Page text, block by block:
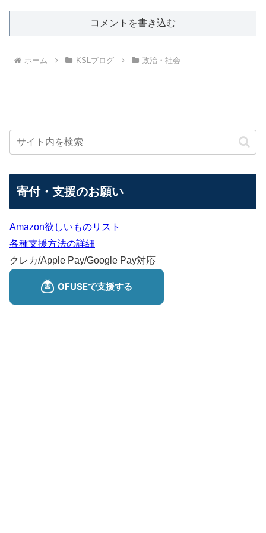
コメントを書き込む
ホーム KSLブログ 政治・社会
寄付・支援のお願い
Amazon欲しいものリスト
各種支援方法の詳細
クレカ/Apple Pay/Google Pay対応